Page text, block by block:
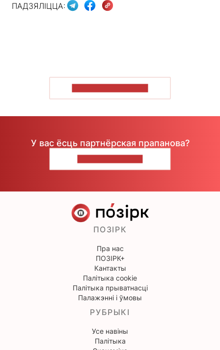
ПАДЗЯЛІЦЦА:
У вас ёсць партнёрская прапанова?
ПОЗІРК
Пра нас
ПОЗІРК+
Кантакты
Палітыка cookie
Палітыка прыватнасці
Палажэнні і ўмовы
РУБРЫКІ
Усе навіны
Палітыка